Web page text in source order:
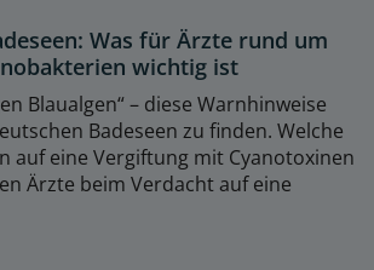
Was für Ärzte rund um
wichtig ist
Blaualgen“ – diese Warnhinweise
Badeseen zu finden. Welche
auf eine Vergiftung mit Cyanotoxinen
Ärzte beim Verdacht auf eine